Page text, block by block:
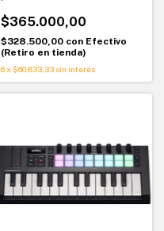
$365.000,00
$328.500,00 con Efectivo
(Retiro en tienda)
6 x $60.833,33 sin interés